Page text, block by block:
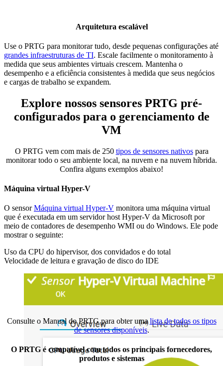
Arquitetura escalável
Use o PRTG para monitorar tudo, desde pequenas configurações até
grandes infraestruturas de TI. Escale facilmente o monitoramento à
medida que seus ambientes virtuais crescem. Mantenha o
desempenho e a eficiência consistentes à medida que seus negócios
e cargas de trabalho se expandem.
Explore nossos sensores PRTG pré-
configurados para o gerenciamento de
VM
O PRTG vem com mais de 250 tipos de sensores nativospara
monitorar todo o seu ambiente local, na nuvem e na nuvem híbrida.
Confira alguns exemplos abaixo!
Máquina virtual Hyper-V
O sensorMáquina virtual Hyper-V monitora uma máquina virtual
que é executada em um servidor host Hyper-V da Microsoft por
meio de contadores de desempenho WMI ou do Windows. Ele pode
mostrar o seguinte:
Uso da CPU do hipervisor, dos convidados e do total
Velocidade de leitura e gravação de disco do IDE
Consulte o Manual do PRTG para obter umalista de todos os tipos
de sensores disponíveis.
O PRTG é compatível com todos os principais fornecedores,
produtos e sistemas